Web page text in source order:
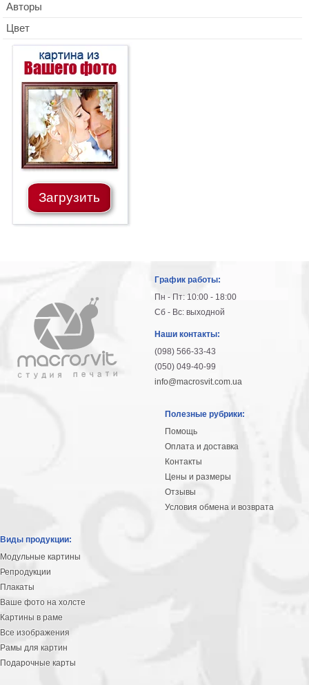
Авторы
Цвет
Загрузить
График работы:
Пн - Пт: 10:00 - 18:00
Сб - Вс: выходной
Наши контакты:
(098) 566-33-43
(050) 049-40-99
info@macrosvit.com.ua
Полезные рубрики:
Помощь
Оплата и доставка
Контакты
Цены и размеры
Отзывы
Условия обмена и возврата
Виды продукции:
Модульные картины
Репродукции
Плакаты
Ваше фото на холсте
Картины в раме
Все изображения
Рамы для картин
Подарочные карты